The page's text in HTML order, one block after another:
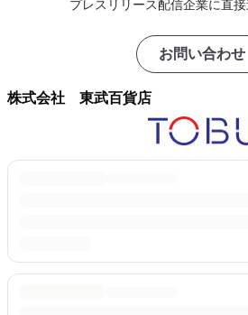
プレスリリース配信企業に直接
お問い合わせ
株式会社 東武百貨店